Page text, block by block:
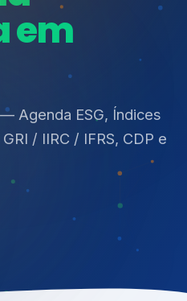
em ISO 27001,
ISO 9001, ISO